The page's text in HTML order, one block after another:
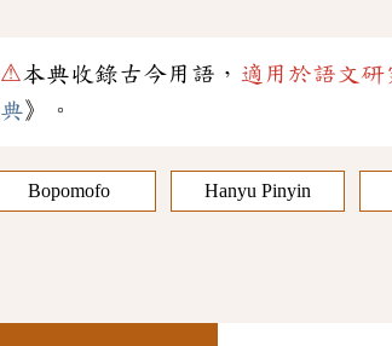
⚠本典收錄古今用語， 適用於語文研
典》。
Bopomofo Hanyu Pinyin